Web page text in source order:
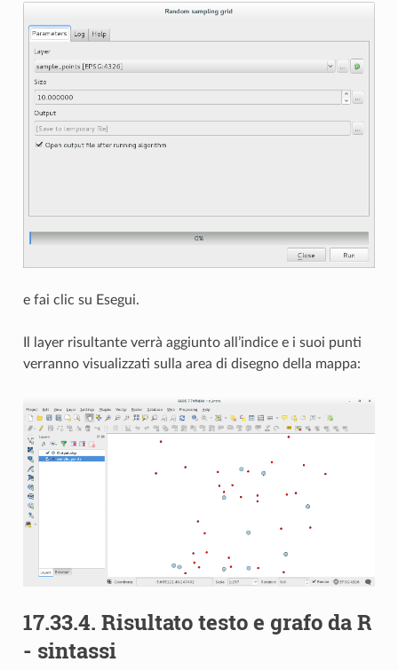
e fai clic su Esegui.
Il layer risultante verrà aggiunto all’indice e i suoi punti
verranno visualizzati sulla area di disegno della mappa:
17.33.4. Risultato testo e grafo da R
- sintassi